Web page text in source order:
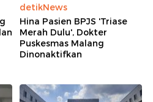
detikNews
Hina Pasien BPJS 'Triase
Merah Dulu', Dokter
Puskesmas Malang
Dinonaktifkan